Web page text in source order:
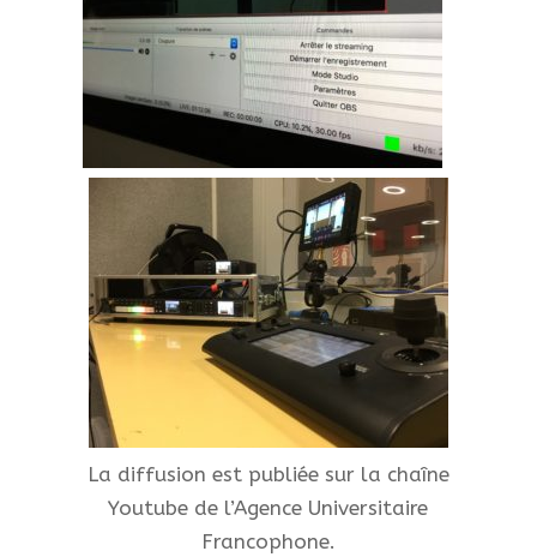
La diffusion est publiée sur la chaîne
Youtube de l’Agence Universitaire
Francophone.